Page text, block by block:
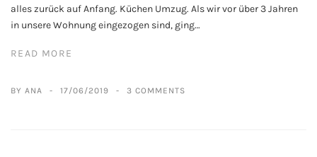
alles zurück auf Anfang. Küchen Umzug. Als wir vor über 3 Jahren
in unsere Wohnung eingezogen sind, ging…
READ MORE
BY ANA 17/06/2019 3 COMMENTS